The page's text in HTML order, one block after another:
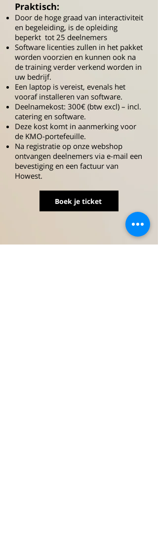
Praktisch:
Door de hoge graad van interactiviteit
en begeleiding, is de opleiding
beperkt tot 25 deelnemers
Software licenties zullen in het pakket
worden voorzien en kunnen ook na
de training verder verkend worden in
uw bedrijf.
Een laptop is vereist, evenals het
vooraf installeren van software.
Deelnamekost: 300€ (btw excl) – incl.
catering en software.
Deze kost komt in aanmerking voor
de KMO-portefeuille.
Na registratie op onze webshop
ontvangen deelnemers via e-mail een
bevestiging en een factuur van
Howest.
Boek je ticket